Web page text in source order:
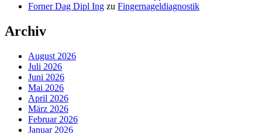
Forner Dag Dipl Ing zu Fingernageldiagnostik
Archiv
August 2026
Juli 2026
Juni 2026
Mai 2026
April 2026
März 2026
Februar 2026
Januar 2026